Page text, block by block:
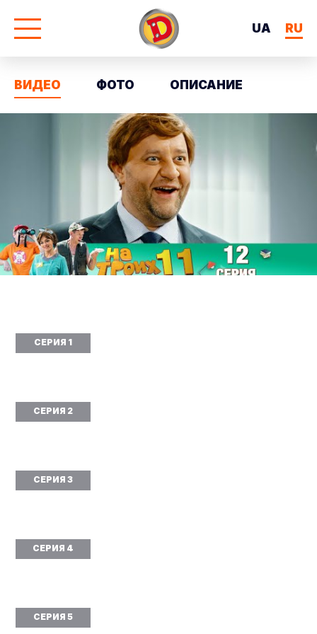
UA
RU
ВИДЕО ФОТО ОПИСАНИЕ
СЕРИЯ 1
СЕРИЯ 2
СЕРИЯ 3
СЕРИЯ 4
СЕРИЯ 5